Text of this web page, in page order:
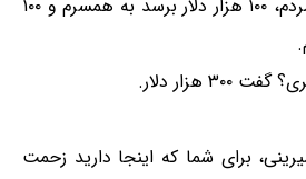
گفت: ۲۰۰ هزار دلار که اگر مُردم، ۱۰۰ هزار دلار برسد به همسرم و ۱۰۰
هزار دلار.
شیرینی، برای شما که اینجا دارید زحمت